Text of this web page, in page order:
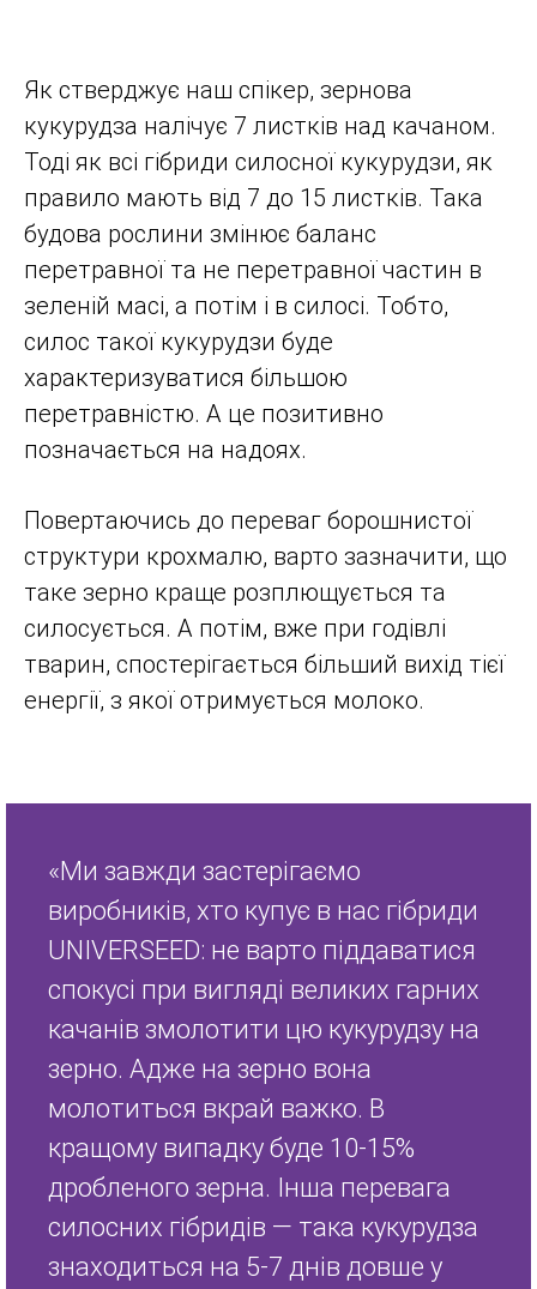
Як стверджує наш спікер, зернова
кукурудза налічує 7 листків над качаном.
Тоді як всі гібриди силосної кукурудзи, як
правило мають від 7 до 15 листків. Така
будова рослини змінює баланс
перетравної та не перетравної частин в
зеленій масі, а потім і в силосі. Тобто,
силос такої кукурудзи буде
характеризуватися більшою
перетравністю. А це позитивно
позначається на надоях.
Повертаючись до переваг борошнистої
структури крохмалю, варто зазначити, що
таке зерно краще розплющується та
силосується. А потім, вже при годівлі
тварин, спостерігається більший вихід тієї
енергії, з якої отримується молоко.
«Ми завжди застерігаємо
виробників, хто купує в нас гібриди
UNIVERSEED: не варто піддаватися
спокусі при вигляді великих гарних
качанів змолотити цю кукурудзу на
зерно. Адже на зерно вона
молотиться вкрай важко. В
кращому випадку буде 10-15%
дробленого зерна. Інша перевага
силосних гібридів — така кукурудза
знаходиться на 5-7 днів довше у